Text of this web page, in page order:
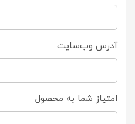
آدرس وب‌سایت
امتیاز شما به محصول